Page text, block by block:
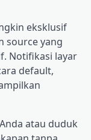
eksklusif
source yang
Notifikasi layar
default,
atau duduk